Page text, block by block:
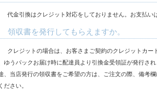
代金引換はクレジット対応をしておりません。お支払い
領収書を発行してもらえますか。
クレジットの場合は、お客さまご契約のクレジットカ
ゆうパックお届け時に配達員より引換金受領証が発行され
、当店発行の領収書をご希望の方は、ご注文の際、備考
ださい。